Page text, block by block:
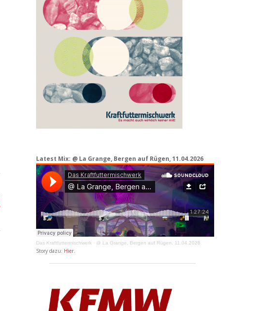
Latest Mix: @ La Grange, Bergen auf Rügen, 11.04.2026
Das Kraftfuttermischwerk · @ La Grange, Bergen auf Rügen, 11.04.2026
Story dazu: Hier.